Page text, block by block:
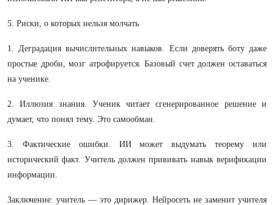
5. Риски, о которых нельзя молчать
1. Деградация вычислительных навыков. Если доверять боту даже
простые дроби, мозг атрофируется. Базовый счет должен оставаться
на ученике.
2. Иллюзия знания. Ученик читает сгенерированное решение и
думает, что понял тему. Это самообман.
3. Фактические ошибки. ИИ может выдумать теорему или
исторический факт. Учитель должен прививать навык верификации
информации.
Заключение: учитель — это дирижер. Нейросеть не заменит учителя